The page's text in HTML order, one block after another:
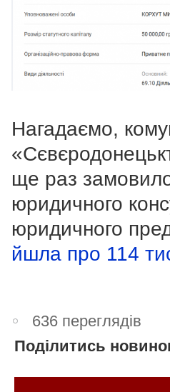
Нагадаємо,
ще раз
юридичного
юридичного
йшла про 114
636 переглядів
Поділитись